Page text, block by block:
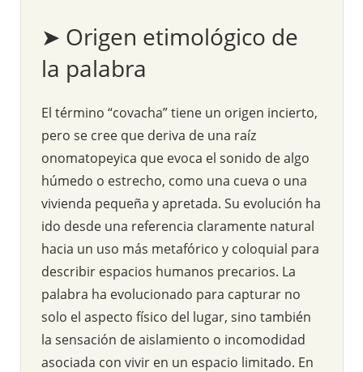
➤ Origen etimológico de
la palabra
El término “covacha” tiene un origen incierto,
pero se cree que deriva de una raíz
onomatopeyica que evoca el sonido de algo
húmedo o estrecho, como una cueva o una
vivienda pequeña y apretada. Su evolución ha
ido desde una referencia claramente natural
hacia un uso más metafórico y coloquial para
describir espacios humanos precarios. La
palabra ha evolucionado para capturar no
solo el aspecto físico del lugar, sino también
la sensación de aislamiento o incomodidad
asociada con vivir en un espacio limitado. En